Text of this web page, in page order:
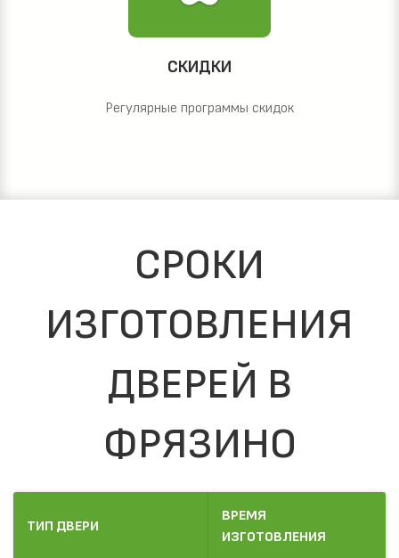
СКИДКИ
Регулярные программы скидок
СРОКИ
ИЗГОТОВЛЕНИЯ
ДВЕРЕЙ В
ФРЯЗИНО
ТИП ДВЕРИ
ВРЕМЯ
ИЗГОТОВЛЕНИЯ